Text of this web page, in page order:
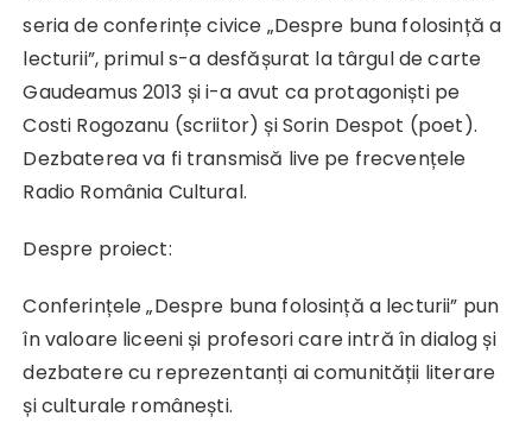
seria de conferințe civice „Despre buna folosință a
lecturii”, primul s-a desfășurat la târgul de carte
Gaudeamus 2013 și i-a avut ca protagoniști pe
Costi Rogozanu (scriitor) și Sorin Despot (poet).
Dezbaterea va fi transmisă live pe frecvențele
Radio România Cultural.
Despre proiect:
Conferințele „Despre buna folosință a lecturii” pun
în valoare liceeni și profesori care intră în dialog și
dezbatere cu reprezentanți ai comunității literare
și culturale românești.